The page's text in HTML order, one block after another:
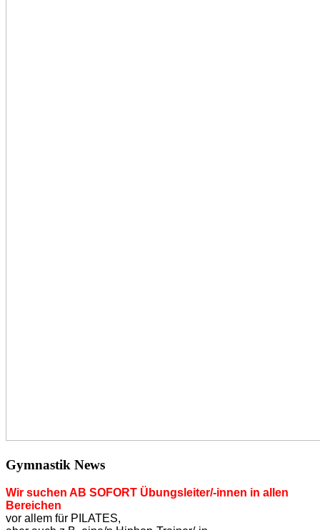
Gymnastik News
Wir suchen AB SOFORT Übungsleiter/-innen in allen
Bereichen
vor allem für PILATES,